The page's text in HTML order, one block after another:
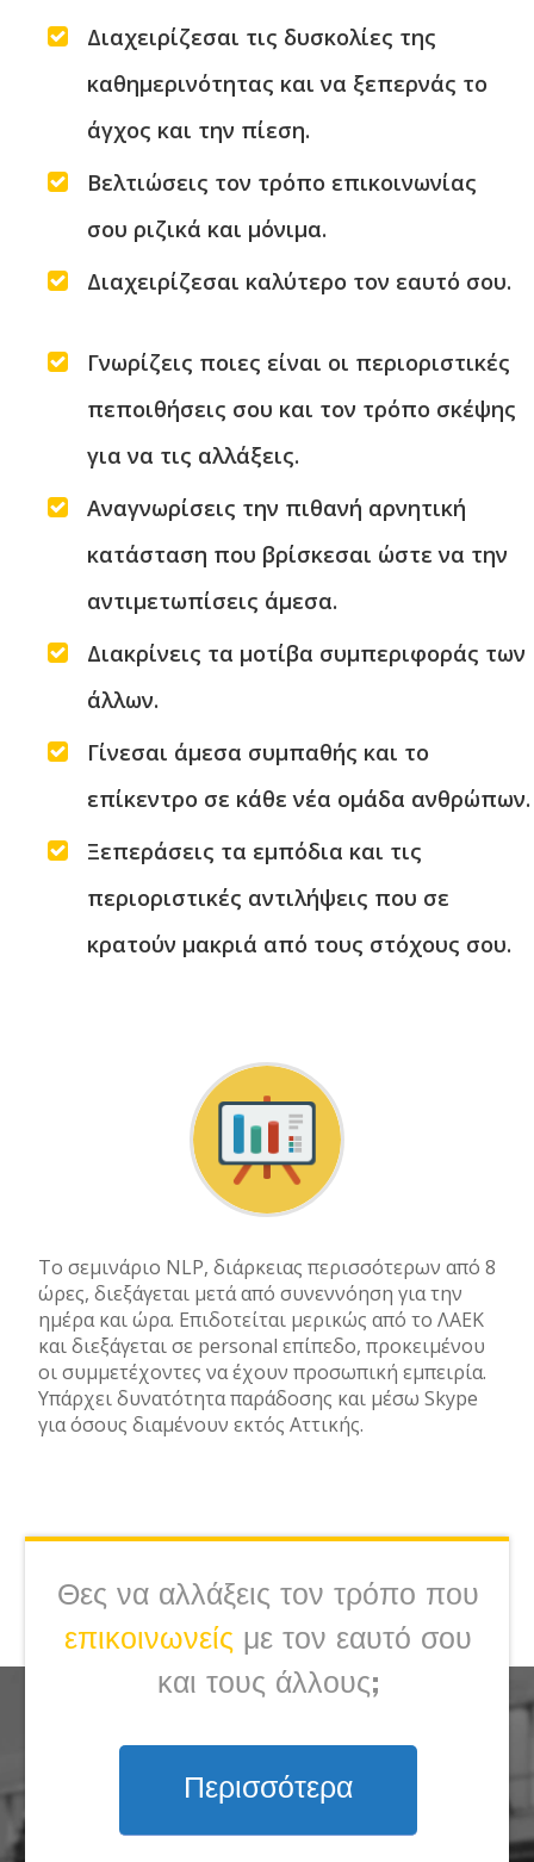
Διαχειρίζεσαι τις δυσκολίες της
καθημερινότητας και να ξεπερνάς το
άγχος και την πίεση.
Βελτιώσεις τον τρόπο επικοινωνίας
σου ριζικά και μόνιμα.
Διαχειρίζεσαι καλύτερο τον εαυτό σου.
Γνωρίζεις ποιες είναι οι περιοριστικές
πεποιθήσεις σου και τον τρόπο σκέψης
για να τις αλλάξεις.
Αναγνωρίσεις την πιθανή αρνητική
κατάσταση που βρίσκεσαι ώστε να την
αντιμετωπίσεις άμεσα.
Διακρίνεις τα μοτίβα συμπεριφοράς των
άλλων.
Γίνεσαι άμεσα συμπαθής και το
επίκεντρο σε κάθε νέα ομάδα ανθρώπων.
Ξεπεράσεις τα εμπόδια και τις
περιοριστικές αντιλήψεις που σε
κρατούν μακριά από τους στόχους σου.
Το σεμινάριο NLP, διάρκειας περισσότερων από 8
ώρες, διεξάγεται μετά από συνεννόηση για την
ημέρα και ώρα. Επιδοτείται μερικώς από το ΛΑΕΚ
και διεξάγεται σε personal επίπεδο, προκειμένου
οι συμμετέχοντες να έχουν προσωπική εμπειρία.
Υπάρχει δυνατότητα παράδοσης και μέσω Skype
για όσους διαμένουν εκτός Αττικής.
Θες να αλλάξεις τον τρόπο που
επικοινωνείς με τον εαυτό σου
και τους άλλους;
Περισσότερα